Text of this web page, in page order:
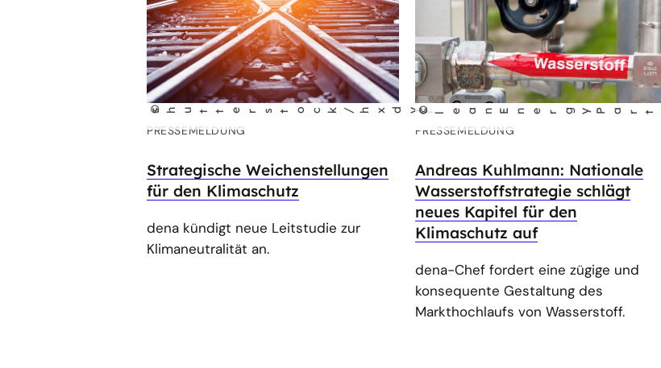
©
shu
tt
erst
ock/hxdy l
PRESSEMELDUNG
Strategische Weichenstellungen
für den Klimaschutz
dena kündigt neue Leitstudie zur
Klimaneutralität an.
©
C l
eanEner
gyPa rt
nersh i
p/Ca r
o l
ine Scha
PRESSEMELDUNG
Andreas Kuhlmann: Nationale
Wasserstoffstrategie schlägt
neues Kapitel für den
Klimaschutz auf
dena-Chef fordert eine zügige und
konsequente Gestaltung des
Markthochlaufs von Wasserstoff.